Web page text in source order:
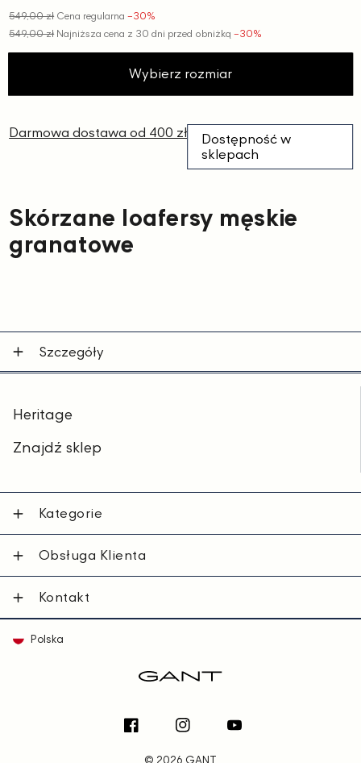
Skórzane loafersy męskie
granatowe
Cena
promocyjna
549,00 zł Cena regularna −30%
549,00 złNajniższa cena z 30 dni przed obniżką−30%
Wybierz rozmiar
Darmowa dostawa od 400 zł
Dostępność w
sklepach
Szczegóły
Heritage
Znajdź sklep
Kategorie
Obsługa Klienta
Kontakt
Polska
FacebookInstagramYouTube
© 2026 GANT